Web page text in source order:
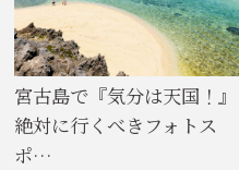
宮古島で『気分は天国！』
絶対に行くべきフォトス
ポ…